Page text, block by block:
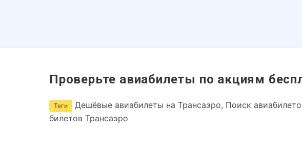
Проверьте авиабилеты по акциям
Теги
Дешёвые авиабилеты на Трансаэро, Поиск
билетов Трансаэро